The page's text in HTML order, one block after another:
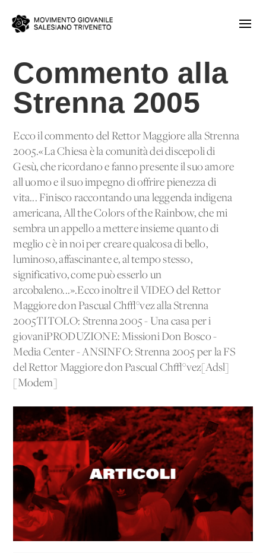
Commento alla
Strenna 2005
Ecco il commento del Rettor Maggiore alla Strenna
2005.«La Chiesa è la comunità dei discepoli di
Gesù, che ricordano e fanno presente il suo amore
all'uomo e il suo impegno di offrire pienezza di
vita... Finisco raccontando una leggenda indigena
americana, All the Colors of the Rainbow, che mi
sembra un appello a mettere insieme quanto di
meglio c'è in noi per creare qualcosa di bello,
luminoso, affascinante e, al tempo stesso,
significativo, come può esserlo un
arcobaleno...».Ecco inoltre il VIDEO del Rettor
Maggiore don Pascual Ch√°vez alla Strenna
2005TITOLO: Strenna 2005 - Una casa per i
giovaniPRODUZIONE: Missioni Don Bosco -
Media Center - ANSINFO: Strenna 2005 per la FS
del Rettor Maggiore don Pascual Ch√°vez[Adsl]
[Modem]